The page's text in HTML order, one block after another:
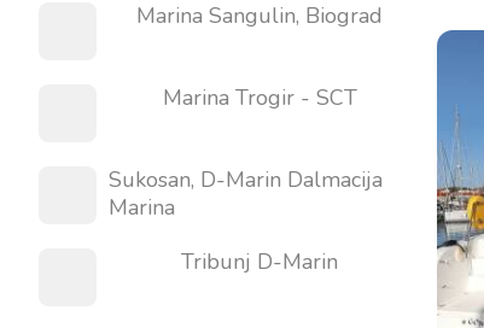
Marina Sangulin, Biograd
Marina Trogir - SCT
Sukosan, D-Marin Dalmacija
Marina
Tribunj D-Marin